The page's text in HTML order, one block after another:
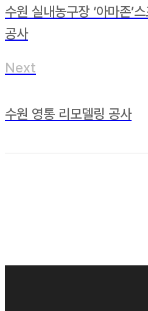
수원 실내농구장 ‘아마존’
공사
Next
수원 영통 리모델링 공사